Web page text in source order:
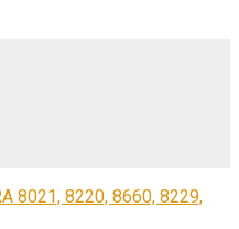
8021, 8220, 8660, 8229,